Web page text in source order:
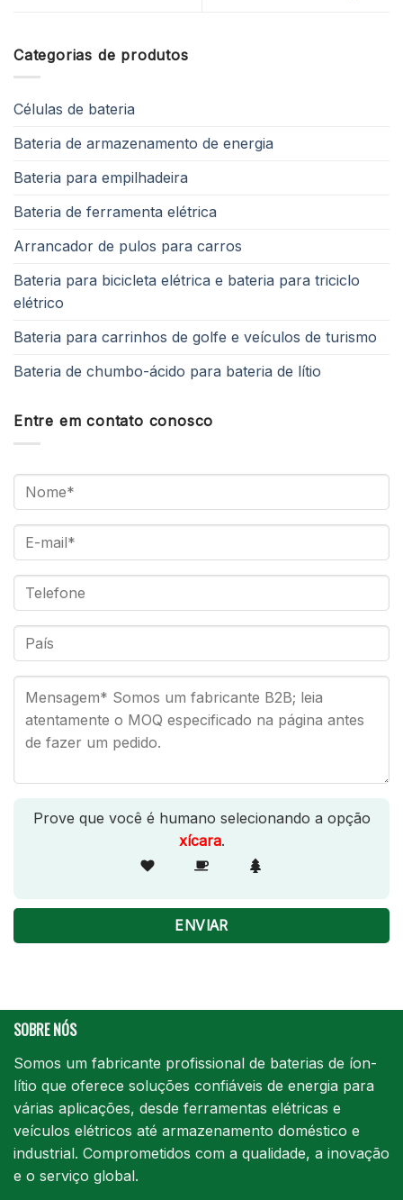
Categorias de produtos
Células de bateria
Bateria de armazenamento de energia
Bateria para empilhadeira
Bateria de ferramenta elétrica
Arrancador de pulos para carros
Bateria para bicicleta elétrica e bateria para triciclo
elétrico
Bateria para carrinhos de golfe e veículos de turismo
Bateria de chumbo-ácido para bateria de lítio
Entre em contato conosco
Prove que você é humano selecionando a opção
xícara.
SOBRE NÓS
Somos um fabricante profissional de baterias de íon-
lítio que oferece soluções confiáveis de energia para
várias aplicações, desde ferramentas elétricas e
veículos elétricos até armazenamento doméstico e
industrial. Comprometidos com a qualidade, a inovação
e o serviço global.